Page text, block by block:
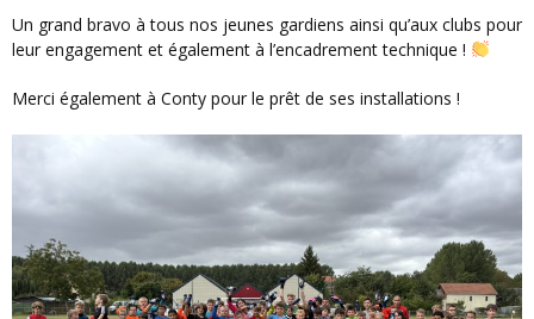
Un grand bravo à tous nos jeunes gardiens ainsi qu’aux clubs pour
leur engagement et également à l’encadrement technique !
Merci également à Conty pour le prêt de ses installations !